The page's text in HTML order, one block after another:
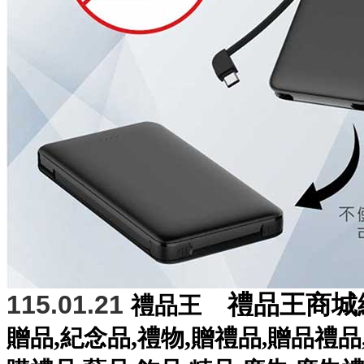
115.01.21禮品王 禮品王商城
贈品,紀念品,禮物,贈禮品,贈品禮品